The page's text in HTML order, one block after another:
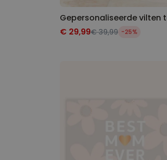
€ 29,99€ 39,99 -25%